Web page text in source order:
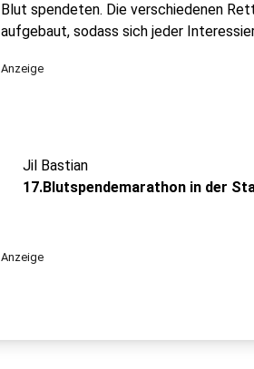
Blut spendeten. Die verschiedenen
aufgebaut, sodass sich jeder
Anzeige
Jil Bastian
17.Blutspendemarathon in der
Anzeige